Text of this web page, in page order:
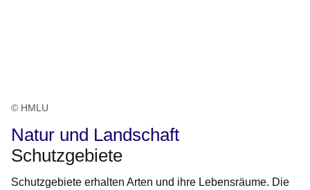
© HMLU
Natur und Landschaft
Schutzgebiete
Schutzgebiete erhalten Arten und ihre Lebensräume. Die